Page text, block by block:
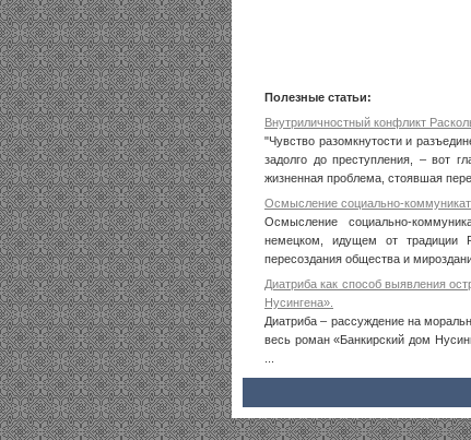
Полезные статьи:
Внутриличностный конфликт
"Чувство разомкнутости и
задолго до преступления, – вот
жизненная проблема, стоявшая пере
Осмысление социально-
Осмысление социально-
немецком, идущем от традиции
пересоздания общества и
Диатриба как способ выявления
Нусингена».
Диатриба – рассуждение на
весь роман «Банкирский дом